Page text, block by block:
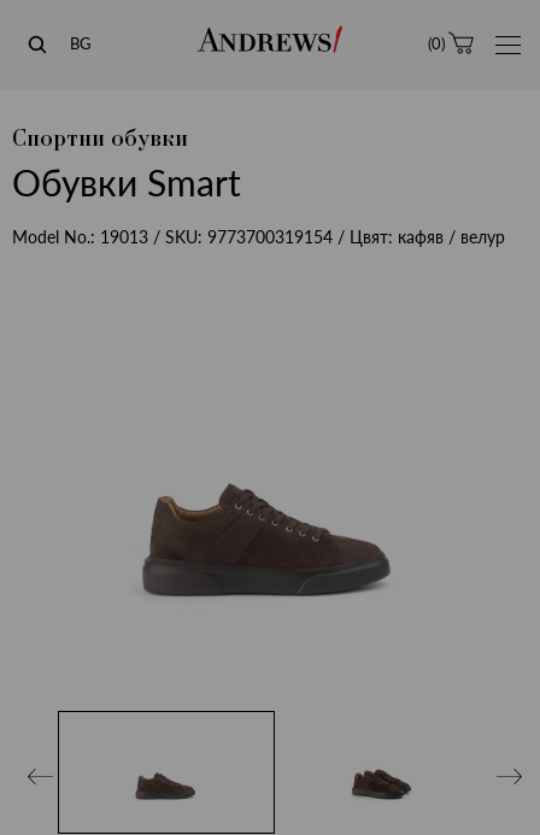
Andrews
BG (0)
Спортни обувки
Обувки Smart
Model No.: 19013 / SKU: 9773700319154 / Цвят: кафяв / велур